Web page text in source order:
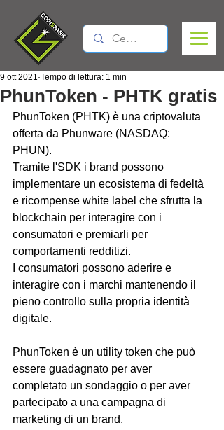
PhunToken - PHTK gratis
9 ott 2021 Tempo di lettura: 1 min
PhunToken (PHTK) è una criptovaluta
offerta da Phunware (NASDAQ:
PHUN).
Tramite l'SDK i brand possono
implementare un ecosistema di fedeltà
e ricompense white label che sfrutta la
blockchain per interagire con i
consumatori e premiarli per
comportamenti redditizi.
I consumatori possono aderire e
interagire con i marchi mantenendo il
pieno controllo sulla propria identità
digitale.
PhunToken è un utility token che può
essere guadagnato per aver
completato un sondaggio o per aver
partecipato a una campagna di
marketing di un brand.